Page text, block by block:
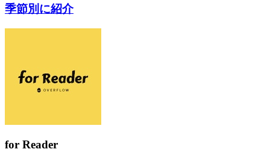
季節別に紹介
for Reader